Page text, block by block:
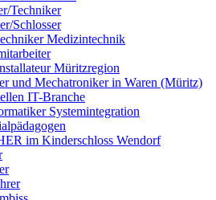
Techniker
Schlosser
Medizintechnik
Müritzregion
und Mechatroniker in Waren (Müritz)
IT-Branche
Systemintegration
im Kinderschloss Wendorf